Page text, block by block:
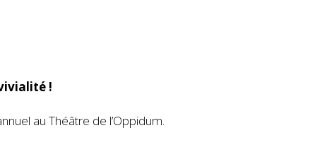
!
au Théâtre de l’Oppidum.